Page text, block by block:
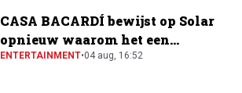
CASA BACARDÍ bewijst op Solar
opnieuw waarom het een
festivalfavoriet is
ENTERTAINMENT•04 aug, 16:52